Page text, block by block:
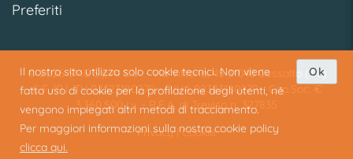
Il nostro sito utilizza solo cookie tecnici. Non viene
fatto uso di cookie per la profilazione degli utenti, né
vengono impiegati altri metodi di tracciamento.
Per maggiori informazioni sulla nostra cookie policy
clicca qui.
Ok
Preferiti
© 2026 SME S.p.A. S.U. - Via Vittoria, 45 31040 Cessalto (TV)
C.F./R.I. TV 02323180279 - P.IVA 02323180279 - Cap.Soc. €
3.360.500 i.v. - R.E.A. di Treviso n. 327835
Privacy|Cookie